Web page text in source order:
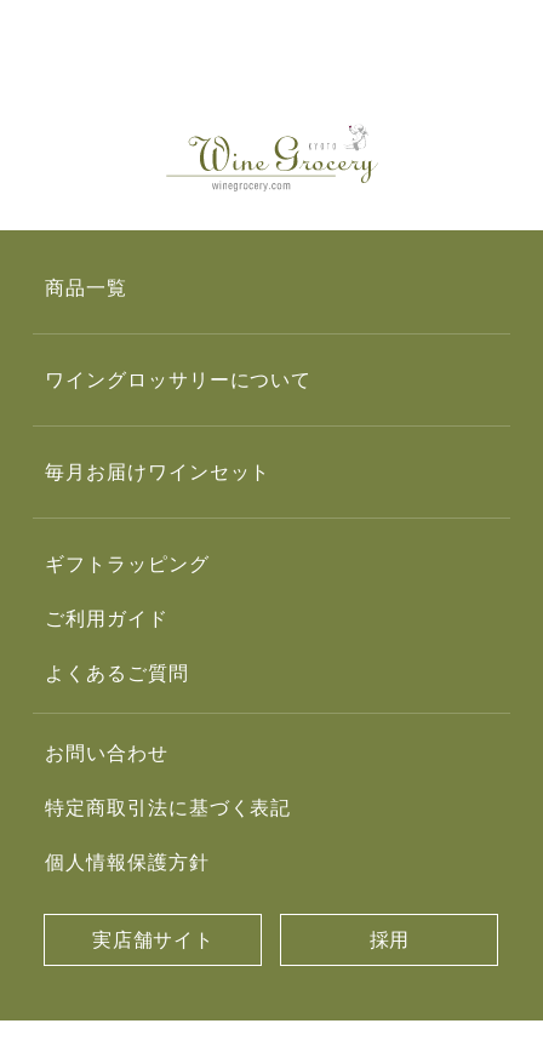
商品一覧
ワイングロッサリーについて
毎月お届けワインセット
ギフトラッピング
ご利用ガイド
よくあるご質問
お問い合わせ
特定商取引法に基づく表記
個人情報保護方針
実店舗サイト 採用